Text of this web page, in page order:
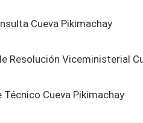
Cueva Pikimachay
Resolución Viceministerial
Técnico Cueva Pikimachay